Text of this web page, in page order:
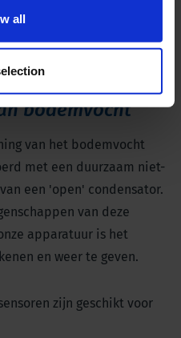
all
bodemvocht
van het bodemvocht
met een duurzaam niet-
een 'open' condensator.
van deze
apparatuur is het
en weer te geven.
zijn geschikt voor